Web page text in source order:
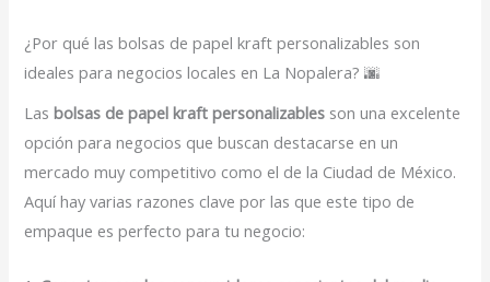
¿Por qué las bolsas de papel kraft personalizables son
ideales para negocios locales en La Nopalera? 🌆
Lasbolsas de papel kraft personalizables son una excelente
opción para negocios que buscan destacarse en un
mercado muy competitivo como el de la Ciudad de México.
Aquí hay varias razones clave por las que este tipo de
empaque es perfecto para tu negocio: